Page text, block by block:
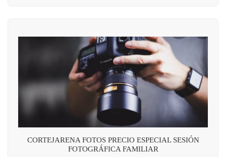
CORTEJARENA FOTOS PRECIO ESPECIAL SESIÓN
FOTOGRÁFICA FAMILIAR